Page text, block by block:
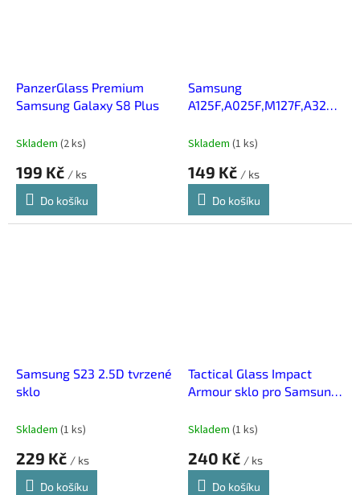
PanzerGlass Premium
Samsung Galaxy S8 Plus
Skladem (2 ks)
199 Kč / ks
Do košíku
Samsung
sklo
Skladem (1 ks)
149 Kč / ks
Do košíku
Samsung S23 2.5D tvrzené
sklo
Skladem (1 ks)
229 Kč / ks
Do košíku
Tactical Glass Impact
Armour sklo pro Samsung
Skladem (1 ks)
240 Kč / ks
Do košíku